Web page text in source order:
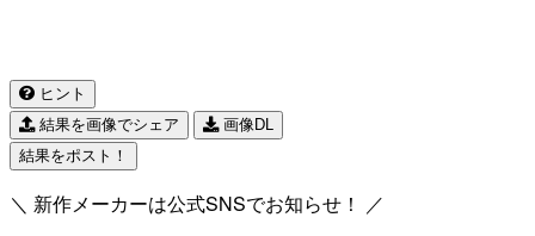
ヒント
結果を画像でシェア
画像DL
結果をポスト！
＼ 新作メーカーは公式SNSでお知らせ！ ／